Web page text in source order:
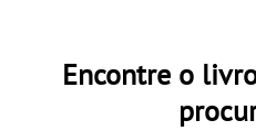
Encontre o